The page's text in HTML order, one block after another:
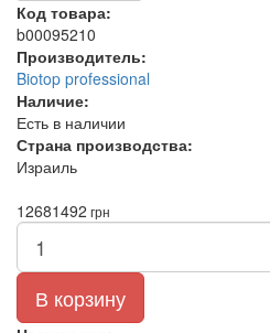
Код товара:
b00095210
Производитель:
Biotop professional
Наличие:
Есть в наличии
Страна производства:
Израиль
12681492 грн
В корзину